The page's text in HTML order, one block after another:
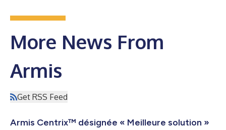
More News From
Armis
Get RSS Feed
Armis Centrix™ désignée « Meilleure solution »